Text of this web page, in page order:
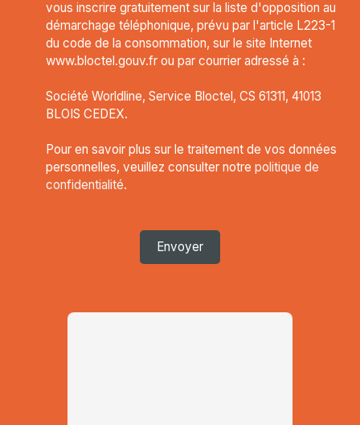
vous inscrire gratuitement sur la liste d'opposition au
démarchage téléphonique, prévu par l'article L223-1
du code de la consommation, sur le site Internet
www.bloctel.gouv.fr ou par courrier adressé à :
Société Worldline, Service Bloctel, CS 61311, 41013
BLOIS CEDEX.
Pour en savoir plus sur le traitement de vos données
personnelles, veuillez consulter notre politique de
confidentialité.
Envoyer